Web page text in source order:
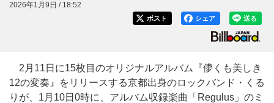
2026年1月9日 / 18:52
送る
シェア
ポスト
2月11日に15枚目のオリジナルアルバム『儚くも美しき
12の変奏』をリリースする京都出身のロックバンド・くる
りが、1月10日0時に、アルバム収録楽曲「Regulus」のミ